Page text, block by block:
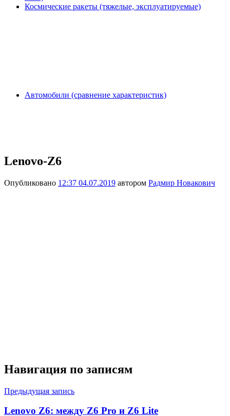
Космические ракеты (тяжелые, эксплуатируемые)
Автомобили (сравнение характеристик)
Lenovo-Z6
Опубликовано 12:37 04.07.2019 автором Радмир Новакович
Навигация по записям
Предыдущая запись
Lenovo Z6: между Z6 Pro и Z6 Lite